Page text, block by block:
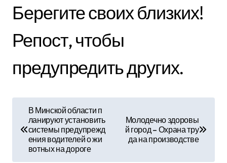
Берегите своих близких!
Репост, чтобы
предупредить других.
В Минской области п
ланируют установить
системы предупрежд
ения водителей о жи
вотных на дороге
Молодечно здоровы
й город – Охрана тру
да на производстве